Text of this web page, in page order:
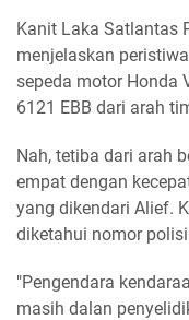
Kanit Laka Satlantas
menjelaskan
sepeda motor Honda
6121 EBB dari arah
Nah, tetiba dari arah
empat dengan
yang dikendari Alief.
diketahui nomor
"Pengendara
masih dalan